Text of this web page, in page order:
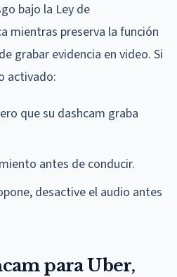
bajo la Ley de
mientras preserva la función
grabar evidencia en video. Si
activado:
que su dashcam graba
antes de conducir.
desactive el audio antes
para Uber,